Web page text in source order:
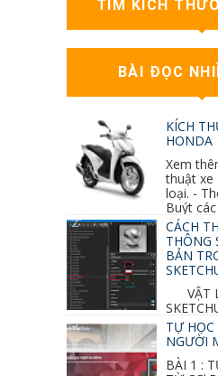
TÌM KÍCH
BÀI ĐỌC
KÍCH
HONDA
Xem
thuật xe
loại. -
Buýt
CÁCH
THÔNG
BẢN
VẬT
NHẤT 1. VẬT LIỆU
Diffuse : đen ●
TỰ HỌC
NGƯỜI
BÀI 1 :